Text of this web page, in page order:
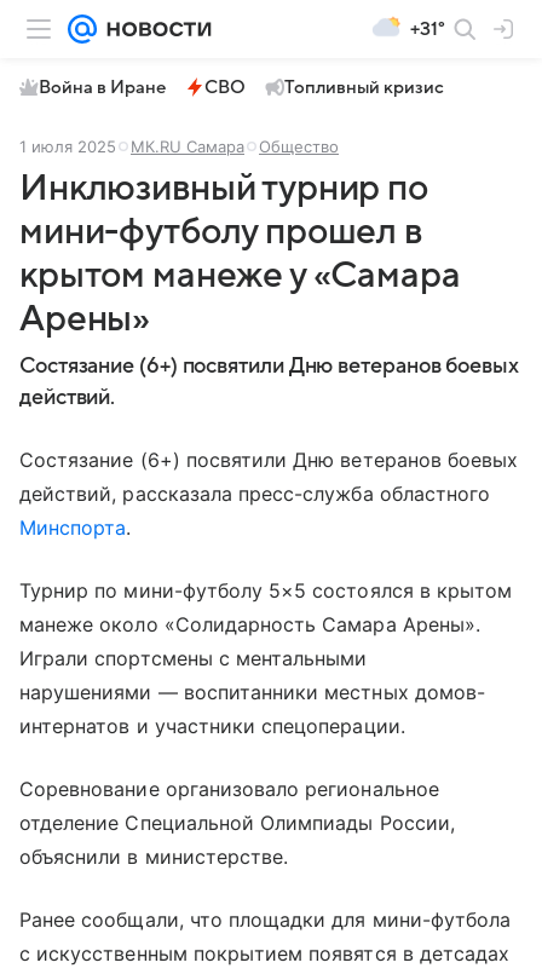
+31°
Война в Иране СВО Топливный кризис
1 июля 2025 МК.RU Самара Общество
Инклюзивный турнир по
мини-футболу прошел в
крытом манеже у «Самара
Арены»
Состязание (6+) посвятили Дню ветеранов боевых
действий.
Состязание (6+) посвятили Дню ветеранов боевых
действий, рассказала пресс-служба областного
Минспорта.
Турнир по мини-футболу 5×5 состоялся в крытом
манеже около «Солидарность Самара Арены».
Играли спортсмены с ментальными
нарушениями — воспитанники местных домов-
интернатов и участники спецоперации.
Соревнование организовало региональное
отделение Специальной Олимпиады России,
объяснили в министерстве.
Ранее сообщали, что площадки для мини-футбола
с искусственным покрытием появятся в детсадах